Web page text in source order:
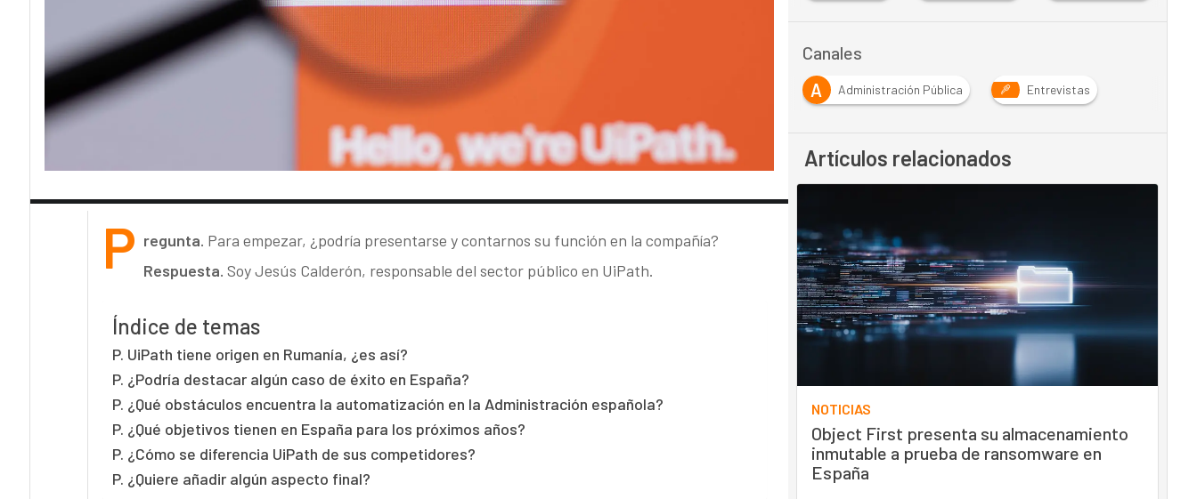
P regunta. Para empezar, ¿podría presentarse y contarnos su función en la compañía?
Respuesta. Soy Jesús Calderón, responsable del sector público en UiPath.
Índice de temas
P. UiPath tiene origen en Rumanía, ¿es así?
P. ¿Podría destacar algún caso de éxito en España?
P. ¿Qué obstáculos encuentra la automatización en la Administración española?
P. ¿Qué objetivos tienen en España para los próximos años?
P. ¿Cómo se diferencia UiPath de sus competidores?
P. ¿Quiere añadir algún aspecto final?
Canales
A
Administración Pública Entrevistas
Artículos relacionados
NOTICIAS
Object First presenta su almacenamiento
inmutable a prueba de ransomware en
España